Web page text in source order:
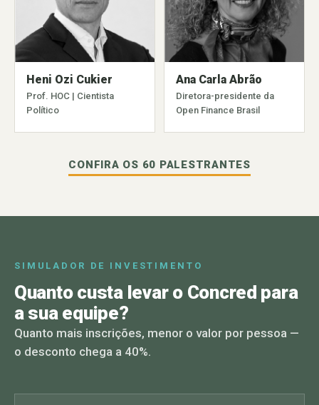
Heni Ozi Cukier
Prof. HOC | Cientista
Político
Ana Carla Abrão
Diretora-presidente da
Open Finance Brasil
CONFIRA OS 60 PALESTRANTES
SIMULADOR DE INVESTIMENTO
Quanto custa levar o Concred para
a sua equipe?
Quanto mais inscrições, menor o valor por pessoa —
o desconto chega a 40%.